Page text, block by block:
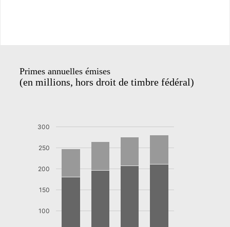
Primes annuelles émises
(en millions, hors droit de timbre fédéral)
100
150
200
250
300